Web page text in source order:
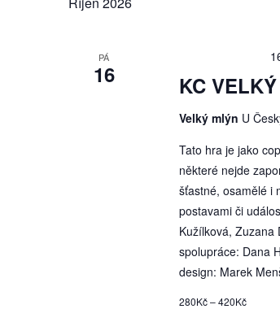
PÁ
16 KC
Velký mlýn U
Tato hra je jako
některé nejde
šťastné, osamělé i
postavami či
Kužílková, Zuzana
spolupráce: Dana
design: Marek
280Kč – 420Kč